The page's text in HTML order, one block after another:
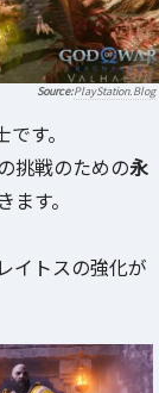
PlayStation.Blog
す。
挑戦のための永
す。
イトスの強化が